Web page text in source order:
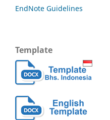
EndNote Guidelines
Template